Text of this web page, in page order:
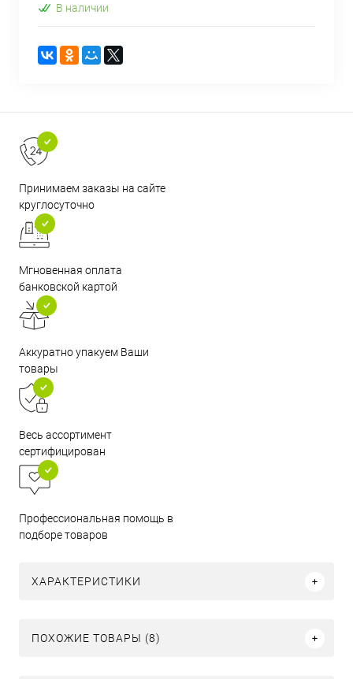
В наличии
Принимаем заказы на сайте
круглосуточно
Мгновенная оплата
банковской картой
Аккуратно упакуем Ваши
товары
Весь ассортимент
сертифицирован
Профессиональная помощь в
подборе товаров
ХАРАКТЕРИСТИКИ
ПОХОЖИЕ ТОВАРЫ (8)